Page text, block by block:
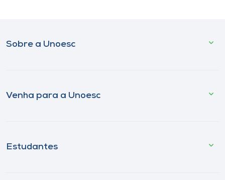
Sobre a Unoesc
Venha para a Unoesc
Estudantes